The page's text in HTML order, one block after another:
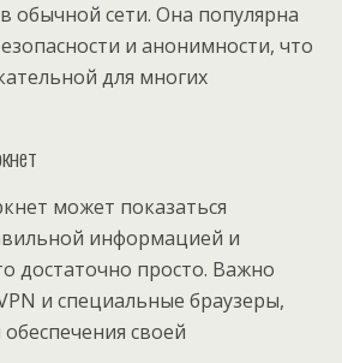
обычной сети. Она популярна
и анонимности, что
для многих
может показаться
информацией и
достаточно просто. Важно
и специальные браузеры,
своей